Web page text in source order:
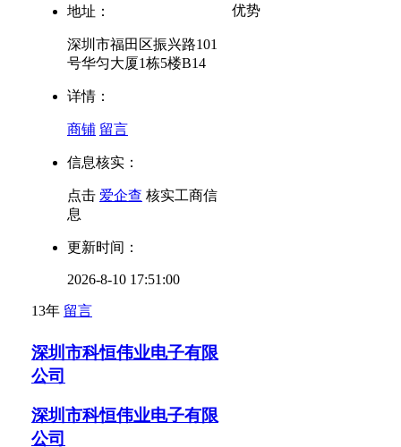
地址：
深圳市福田区振兴路101
号华匀大厦1栋5楼B14
详情：
商铺 留言
信息核实：
点击 爱企查 核实工商信
息
更新时间：
2026-8-10 17:51:00
13年 留言
优势
深圳市科恒伟业电子有限
公司
深圳市科恒伟业电子有限
公司